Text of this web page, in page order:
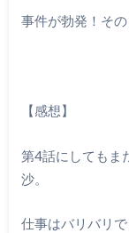
事件が勃発！そ
【感想】
第4話にしてもま
沙。
仕事はバリバリ